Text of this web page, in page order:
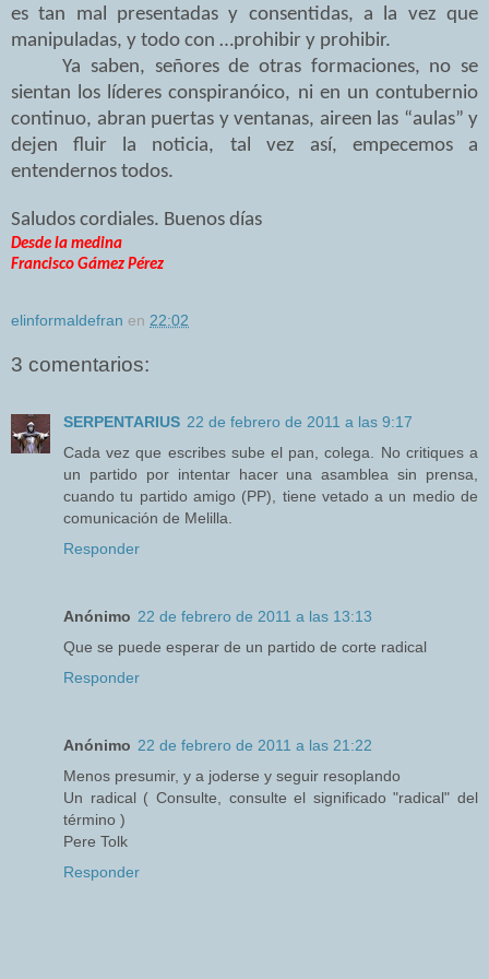
es tan mal presentadas y consentidas, a la vez que
manipuladas, y todo con …prohibir y prohibir.
Ya saben, señores de otras formaciones, no se
sientan los líderes conspiranóico, ni en un contubernio
continuo, abran puertas y ventanas, aireen las “aulas” y
dejen fluir la noticia, tal vez así, empecemos a
entendernos todos.
Saludos cordiales. Buenos días
Desde la medina
Francisco Gámez Pérez
elinformaldefran en 22:02
3 comentarios:
SERPENTARIUS 22 de febrero de 2011 a las 9:17
Cada vez que escribes sube el pan, colega. No critiques a
un partido por intentar hacer una asamblea sin prensa,
cuando tu partido amigo (PP), tiene vetado a un medio de
comunicación de Melilla.
Responder
Anónimo 22 de febrero de 2011 a las 13:13
Que se puede esperar de un partido de corte radical
Responder
Anónimo 22 de febrero de 2011 a las 21:22
Menos presumir, y a joderse y seguir resoplando
Un radical ( Consulte, consulte el significado "radical" del
término )
Pere Tolk
Responder